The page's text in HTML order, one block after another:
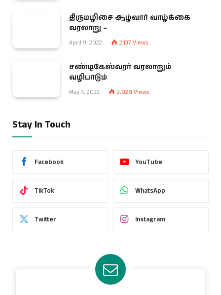
திருமழிசை ஆழ்வார் வாழ்க்கை
வரலாறு –
April 9, 2022 2,137 Views
சண்டிகேஸ்வரர் வரலாறும்
வழிபாடும்
May 4, 2022 2,028 Views
Stay In Touch
Facebook YouTube
TikTok WhatsApp
Twitter Instagram